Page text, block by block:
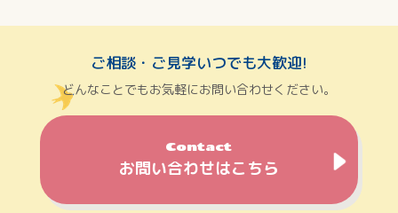
ご相談・ご見学いつでも大歓迎!
どんなことでもお気軽にお問い合わせください。
Contact
お問い合わせはこちら